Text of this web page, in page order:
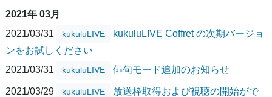
2021年 03月
2021/03/31
kukuluLIVE
kukuluLIVE Coffret の次期バージョ
ンをお試しください
2021/03/31
kukuluLIVE 俳句モード追加のお知らせ
2021/03/29 kukuluLIVE
放送枠取得および視聴の開始がで